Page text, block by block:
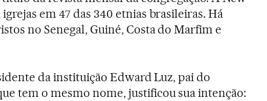
em 47 das 340 etnias brasileiras. Há
no Senegal, Guiné, Costa do Marfim e
da instituição Edward Luz, pai do
tem o mesmo nome, justificou sua intenção: